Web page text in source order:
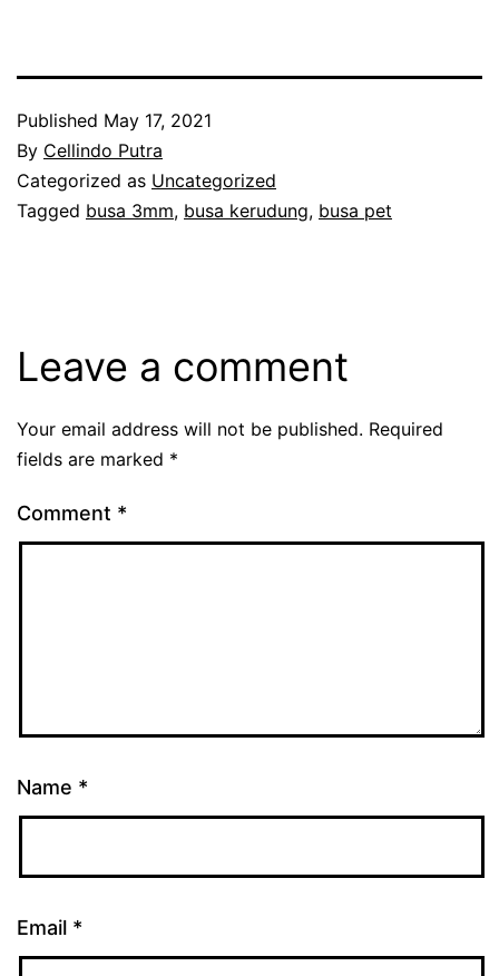
Published May 17, 2021
By Cellindo Putra
Categorized as Uncategorized
Tagged busa 3mm, busa kerudung, busa pet
Leave a comment
Your email address will not be published. Required
fields are marked *
Comment *
Name *
Email *